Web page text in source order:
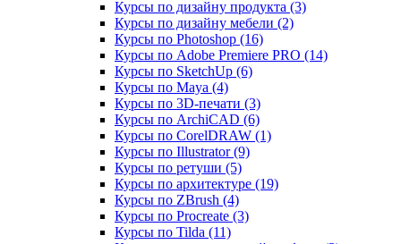
Курсы по дизайну продукта (3)
Курсы по дизайну мебели (2)
Курсы по Photoshop (16)
Курсы по Adobe Premiere PRO (14)
Курсы по SketchUp (6)
Курсы по Maya (4)
Курсы по 3D-печати (3)
Курсы по ArchiCAD (6)
Курсы по CorelDRAW (1)
Курсы по Illustrator (9)
Курсы по ретуши (5)
Курсы по архитектуре (19)
Курсы по ZBrush (4)
Курсы по Procreate (3)
Курсы по Tilda (11)